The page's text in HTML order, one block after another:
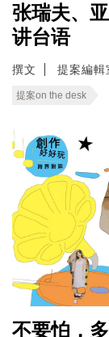
张瑞夫、
讲台语
撰文 提案編輯
提案on the desk
不要怕，